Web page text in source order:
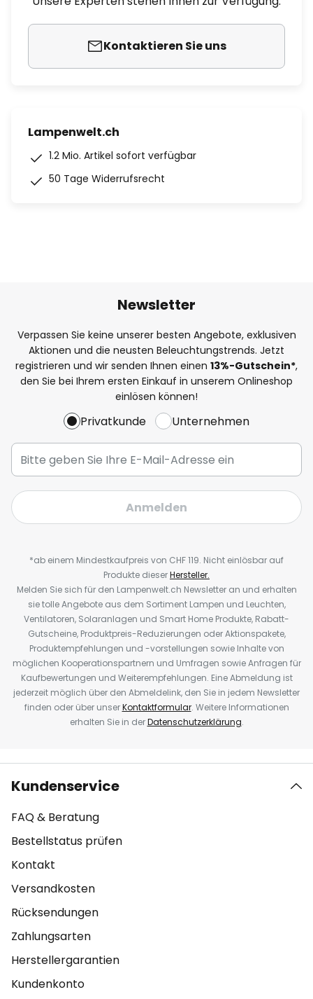
Kontaktieren Sie uns
Lampenwelt.ch
1.2 Mio. Artikel sofort verfügbar
50 Tage Widerrufsrecht
Newsletter
Verpassen Sie keine unserer besten Angebote, exklusiven
Aktionen und die neusten Beleuchtungstrends. Jetzt
registrieren und wir senden Ihnen einen 13%-Gutschein*,
den Sie bei Ihrem ersten Einkauf in unserem Onlineshop
einlösen können!
Privatkunde Unternehmen
Anmelden
*ab einem Mindestkaufpreis von CHF 119. Nicht einlösbar auf
Produkte dieserHersteller.
Melden Sie sich für den Lampenwelt.ch Newsletter an und erhalten
sie tolle Angebote aus dem Sortiment Lampen und Leuchten,
Ventilatoren, Solaranlagen und Smart Home Produkte, Rabatt-
Gutscheine, Produktpreis-Reduzierungen oder Aktionspakete,
Produktempfehlungen und -vorstellungen sowie Inhalte von
möglichen Kooperationspartnern und Umfragen sowie Anfragen für
Kaufbewertungen und Weiterempfehlungen. Eine Abmeldung ist
jederzeit möglich über den Abmeldelink, den Sie in jedem Newsletter
finden oder über unserKontaktformular. Weitere Informationen
erhalten Sie in derDatenschutzerklärung.
Kundenservice
FAQ & Beratung
Bestellstatus prüfen
Kontakt
Versandkosten
Rücksendungen
Zahlungsarten
Herstellergarantien
Kundenkonto